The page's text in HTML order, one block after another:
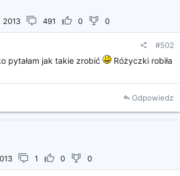
2013
491 0 0
#502
pytałam jak takie zrobić
Różyczki robiła
Odpowiedz
1 0 0